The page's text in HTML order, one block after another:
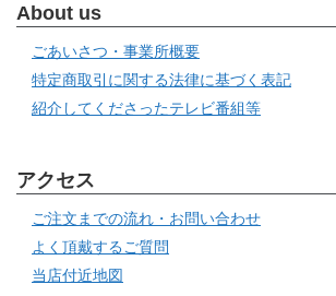
About us
ごあいさつ・事業所概要
特定商取引に関する法律に基づく表記
紹介してくださったテレビ番組等
アクセス
ご注文までの流れ・お問い合わせ
よく頂戴するご質問
当店付近地図